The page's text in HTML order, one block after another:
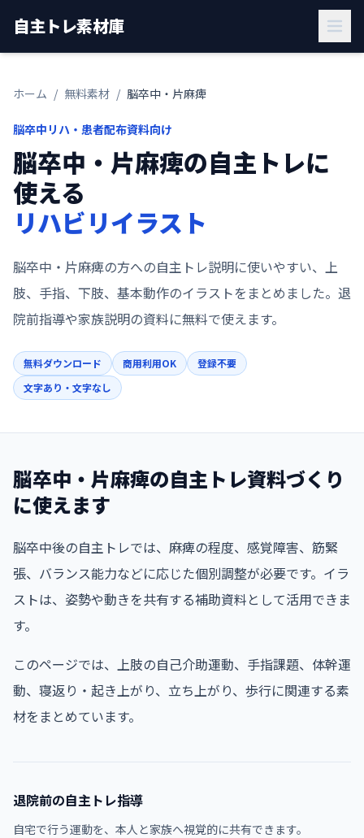
自主トレ素材庫
ホーム / 無料素材 / 脳卒中・片麻痺
脳卒中リハ・患者配布資料向け
脳卒中・片麻痺の自主トレに
使える
リハビリイラスト
脳卒中・片麻痺の方への自主トレ説明に使いやすい、上
肢、手指、下肢、基本動作のイラストをまとめました。退
院前指導や家族説明の資料に無料で使えます。
無料ダウンロード 商用利用OK
登録不要
文字あり・文字なし
脳卒中・片麻痺の自主トレ資料づくり
に使えます
脳卒中後の自主トレでは、麻痺の程度、感覚障害、筋緊
張、バランス能力などに応じた個別調整が必要です。イラ
ストは、姿勢や動きを共有する補助資料として活用できま
す。
このページでは、上肢の自己介助運動、手指課題、体幹運
動、寝返り・起き上がり、立ち上がり、歩行に関連する素
材をまとめています。
退院前の自主トレ指導
自宅で行う運動を、本人と家族へ視覚的に共有できます。